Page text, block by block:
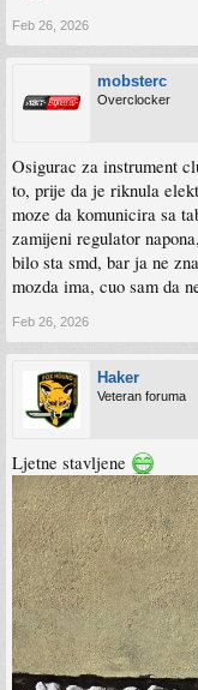
Feb 26, 2026
mobsterc
Overclocker
Osigurac za instrument
to, prije da je riknula
moze da komunicira sa
zamijeni regulator
bilo sta smd, bar ja ne
mozda ima, cuo sam da
Feb 26, 2026
Haker
Veteran foruma
Ljetne stavljene